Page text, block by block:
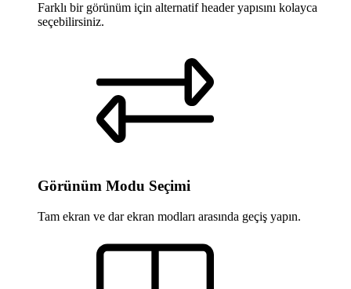
Farklı bir görünüm için alternatif header yapısını kolayca
seçebilirsiniz.
Görünüm Modu Seçimi
Tam ekran ve dar ekran modları arasında geçiş yapın.